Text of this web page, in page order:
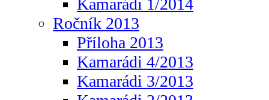
Kamarádi 1/2014
Ročník 2013
Příloha 2013
Kamarádi 4/2013
Kamarádi 3/2013